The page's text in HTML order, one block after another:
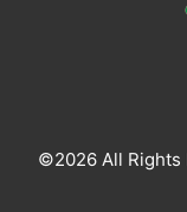
©2026 All Rights